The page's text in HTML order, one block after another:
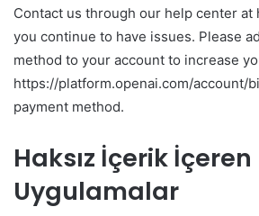
Contact us through our help center at
you continue to have issues. Please
method to your account to increase
https://platform.openai.com/account/
payment method.
Haksız İçerik İçeren
Uygulamalar